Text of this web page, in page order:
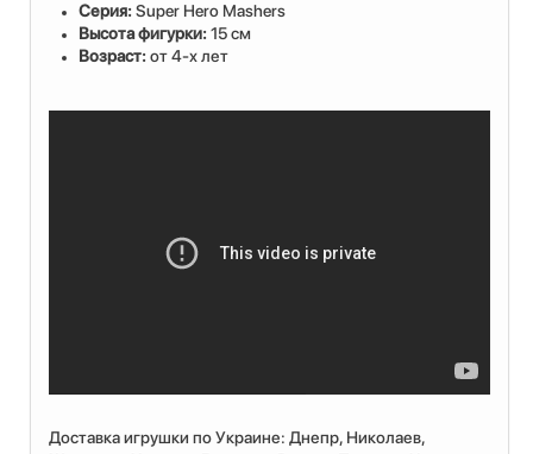
Серия:Super Hero Mashers
Высота фигурки:15 см
Возраст:от4-х лет
Доставка игрушки по Украине: Днепр, Николаев,